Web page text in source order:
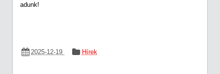
adunk!
2025-12-19 Hírek